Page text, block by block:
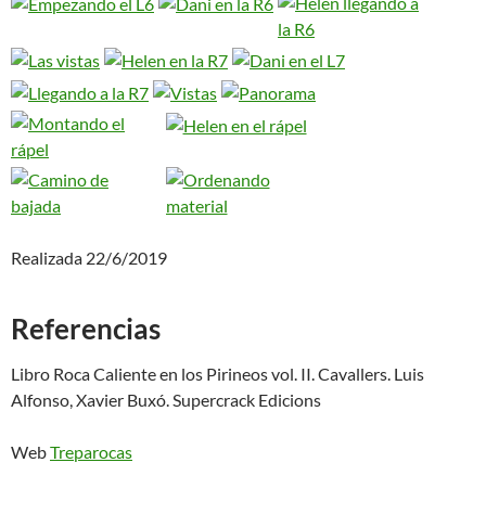
Realizada 22/6/2019
Referencias
Libro Roca Caliente en los Pirineos vol. II. Cavallers. Luis
Alfonso, Xavier Buxó. Supercrack Edicions
WebTreparocas